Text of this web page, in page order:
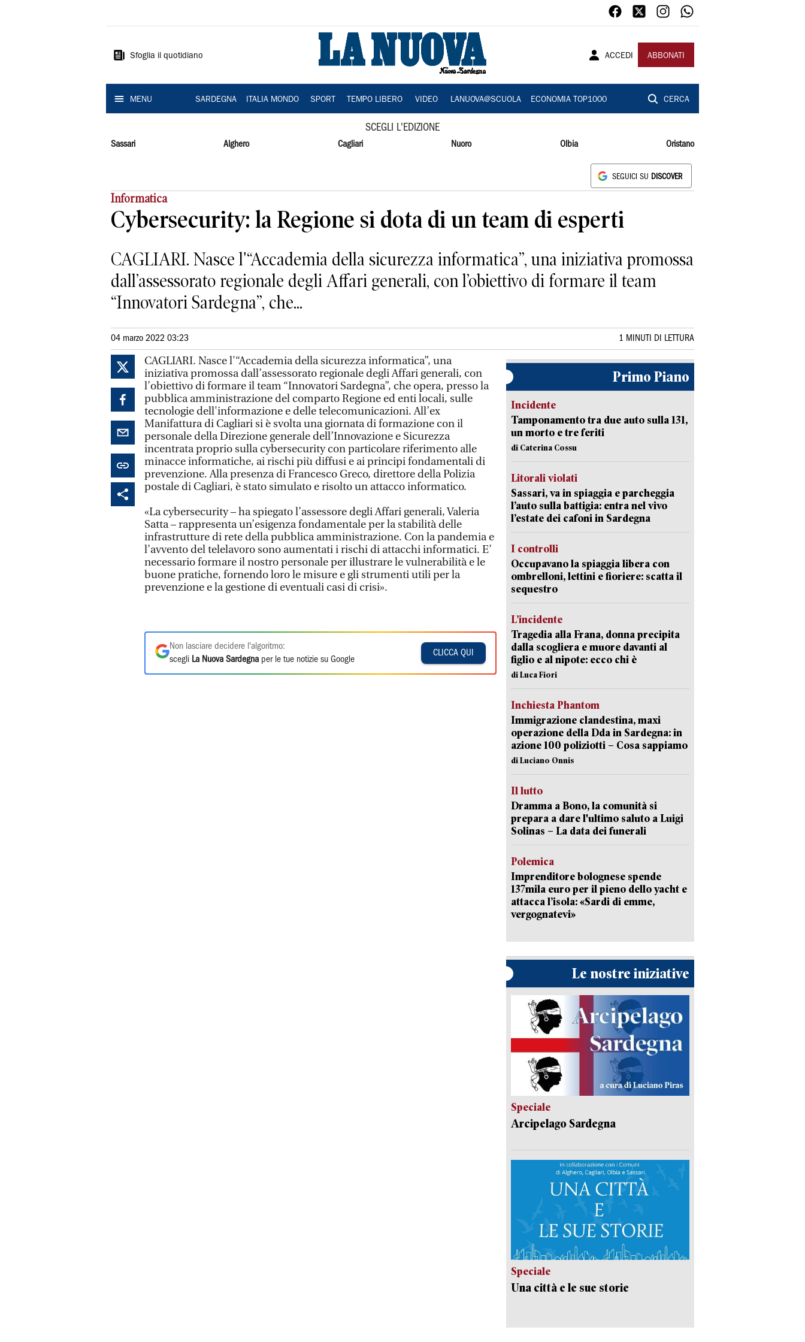
Sardegna
Sfoglia il quotidiano ACCEDI ABBONATI
MENU SARDEGNA ITALIA MONDO SPORT TEMPO LIBERO VIDEO LANUOVA@SCUOLA ECONOMIA TOP1000 CERCA
SCEGLI L'EDIZIONE
Sassari Alghero Cagliari Nuoro Olbia Oristano
SEGUICI SU DISCOVER
Informatica
Cybersecurity: la Regione si dota di un team di esperti
CAGLIARI. Nasce l'“Accademia della sicurezza informatica”, una iniziativa promossa
dall’assessorato regionale degli Affari generali, con l’obiettivo di formare il team
“Innovatori Sardegna”, che...
04 marzo 2022 03:23 1 MINUTI DI LETTURA
CAGLIARI. Nasce l'“Accademia della sicurezza informatica”, una
iniziativa promossa dall’assessorato regionale degli Affari generali, con
l’obiettivo di formare il team “Innovatori Sardegna”, che opera, presso la
pubblica amministrazione del comparto Regione ed enti locali, sulle
tecnologie dell'informazione e delle telecomunicazioni. All’ex
Manifattura di Cagliari si è svolta una giornata di formazione con il
personale della Direzione generale dell’Innovazione e Sicurezza
incentrata proprio sulla cybersecurity con particolare riferimento alle
minacce informatiche, ai rischi più diffusi e ai principi fondamentali di
prevenzione. Alla presenza di Francesco Greco, direttore della Polizia
postale di Cagliari, è stato simulato e risolto un attacco informatico.
«La cybersecurity – ha spiegato l’assessore degli Affari generali, Valeria
Satta – rappresenta un’esigenza fondamentale per la stabilità delle
infrastrutture di rete della pubblica amministrazione. Con la pandemia e
l’avvento del telelavoro sono aumentati i rischi di attacchi informatici. E’
necessario formare il nostro personale per illustrare le vulnerabilità e le
buone pratiche, fornendo loro le misure e gli strumenti utili per la
prevenzione e la gestione di eventuali casi di crisi».
Non lasciare decidere l'algoritmo:
scegli La Nuova Sardegna per le tue notizie su Google
CLICCA QUI
Primo Piano
Incidente
Tamponamento tra due auto sulla 131,
un morto e tre feriti
di Caterina Cossu
Litorali violati
Sassari, va in spiaggia e parcheggia
l’auto sulla battigia: entra nel vivo
l’estate dei cafoni in Sardegna
I controlli
Occupavano la spiaggia libera con
ombrelloni, lettini e fioriere: scatta il
sequestro
L’incidente
Tragedia alla Frana, donna precipita
dalla scogliera e muore davanti al
figlio e al nipote: ecco chi è
di Luca Fiori
Inchiesta Phantom
Immigrazione clandestina, maxi
operazione della Dda in Sardegna: in
azione 100 poliziotti – Cosa sappiamo
di Luciano Onnis
Il lutto
Dramma a Bono, la comunità si
prepara a dare l'ultimo saluto a Luigi
Solinas – La data dei funerali
Polemica
Imprenditore bolognese spende
137mila euro per il pieno dello yacht e
attacca l’isola: «Sardi di emme,
vergognatevi»
Le nostre iniziative
Speciale
Arcipelago Sardegna
Speciale
Una città e le sue storie